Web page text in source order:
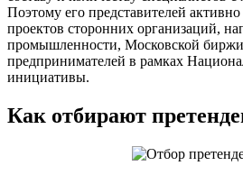
Поэтому его представителей
проектов сторонних организаций,
промышленности, Московской
предпринимателей в рамках
инициативы.
Как отбирают